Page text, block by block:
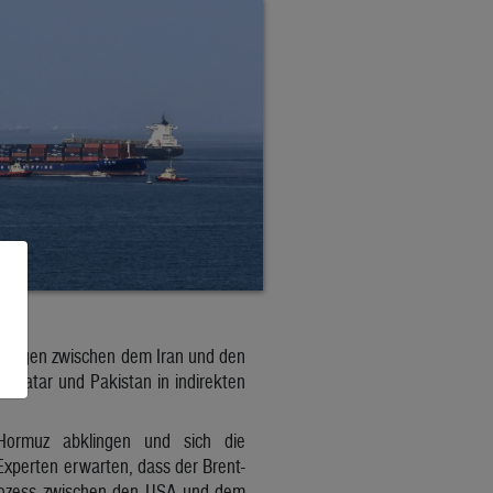
zwischen dem Iran und den
Katar und Pakistan in indirekten
abklingen und sich die
erwarten, dass der Brent-